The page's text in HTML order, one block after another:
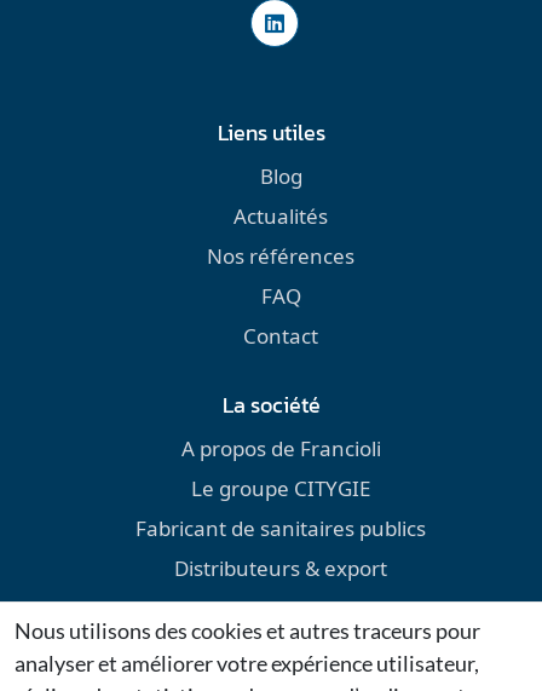
Liens utiles
Blog
Actualités
Nos références
FAQ
Contact
La société
A propos de Francioli
Le groupe CITYGIE
Fabricant de sanitaires publics
Distributeurs & export
Environnement
Téléchargements
Nous utilisons des cookies et autres traceurs pour
analyser et améliorer votre expérience utilisateur,